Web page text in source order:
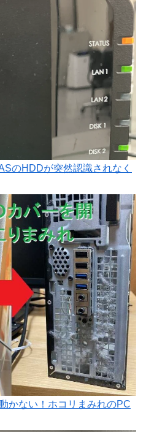
のHDDが突然認識されなく
かない！ホコリまみれのPC